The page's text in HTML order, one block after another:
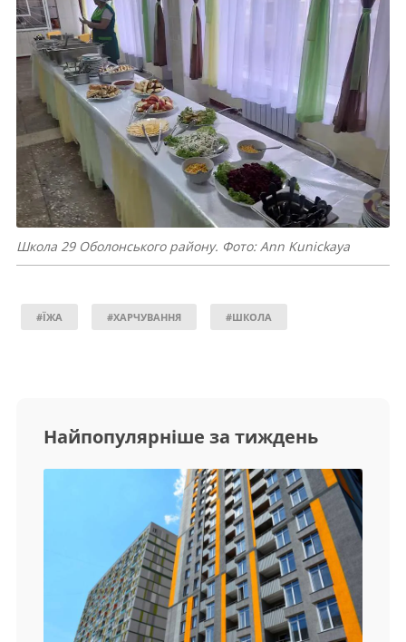
Школа 29 Оболонського району. Фото: Ann Kunickaya
#ЇЖА #ХАРЧУВАННЯ #ШКОЛА
Найпопулярніше за тиждень